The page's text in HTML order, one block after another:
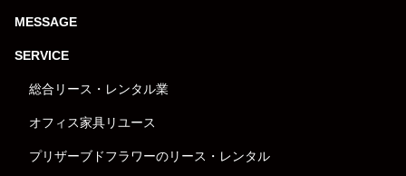
MESSAGE
SERVICE
総合リース・レンタル業
オフィス家具リユース
プリザーブドフラワーのリース・レンタル